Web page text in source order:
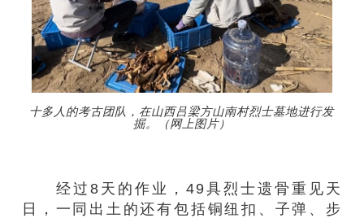
十多人的考古团队，在山西吕梁方山南村烈士墓地进行发
掘。（网上图片）
经过8天的作业，49具烈士遗骨重见天
日，一同出土的还有包括铜纽扣、子弹、步